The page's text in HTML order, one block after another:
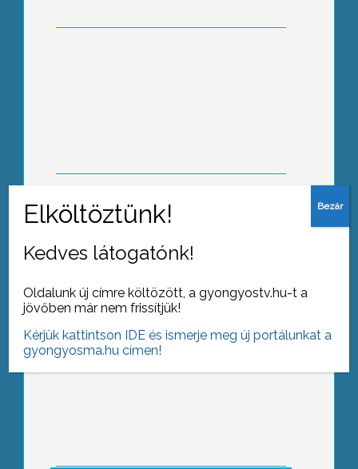
Ünnepséget tartottak
államalapításunk és az újkenyér
Bentlakásos Otthonában
Kedves látogatónk!
Oldalunk új címre költözött, a gyongyostv.hu-t a
jövőben már nem frissítjük!
Kérjük kattintson IDE és ismerje meg új portálunkat a
gyongyosma.hu címen!